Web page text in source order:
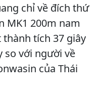
chỉ về đích thứ
MK1 200m nam
tích 37 giây
so với người về
của Thái